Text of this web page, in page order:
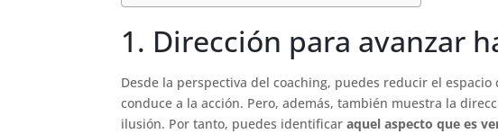
1. Dirección para avanzar
Desde la perspectiva del coaching, puedes reducir el
conduce a la acción. Pero, además, también muestra la
ilusión. Por tanto, puedes identificaraquel aspecto que es